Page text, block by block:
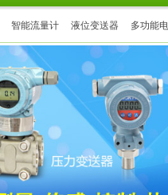
智能流量计 液位变送器 多功能